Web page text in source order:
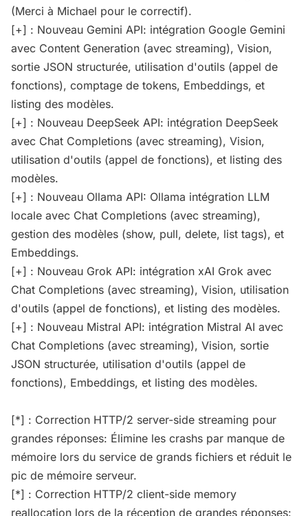
(Merci à Michael pour le correctif).
[+] : Nouveau Gemini API: intégration Google Gemini
avec Content Generation (avec streaming), Vision,
sortie JSON structurée, utilisation d'outils (appel de
fonctions), comptage de tokens, Embeddings, et
listing des modèles.
[+] : Nouveau DeepSeek API: intégration DeepSeek
avec Chat Completions (avec streaming), Vision,
utilisation d'outils (appel de fonctions), et listing des
modèles.
[+] : Nouveau Ollama API: Ollama intégration LLM
locale avec Chat Completions (avec streaming),
gestion des modèles (show, pull, delete, list tags), et
Embeddings.
[+] : Nouveau Grok API: intégration xAI Grok avec
Chat Completions (avec streaming), Vision, utilisation
d'outils (appel de fonctions), et listing des modèles.
[+] : Nouveau Mistral API: intégration Mistral AI avec
Chat Completions (avec streaming), Vision, sortie
JSON structurée, utilisation d'outils (appel de
fonctions), Embeddings, et listing des modèles.
[*] : Correction HTTP/2 server-side streaming pour
grandes réponses: Élimine les crashs par manque de
mémoire lors du service de grands fichiers et réduit le
pic de mémoire serveur.
[*] : Correction HTTP/2 client-side memory
reallocation lors de la réception de grandes réponses: